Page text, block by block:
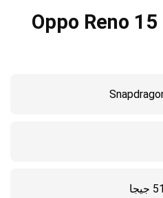
سعر و مواصفات Oppo Reno 15